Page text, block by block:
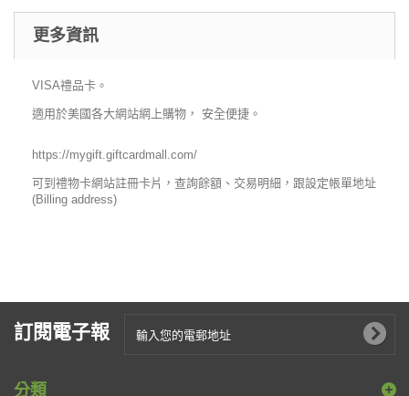
更多資訊
VISA禮品卡。
適用於美國各大網站網上購物， 安全便捷。
https://mygift.giftcardmall.com/
可到禮物卡網站註冊卡片，查詢餘額、交易明細，跟設定帳單地址
(Billing address)
訂閱電子報
分類